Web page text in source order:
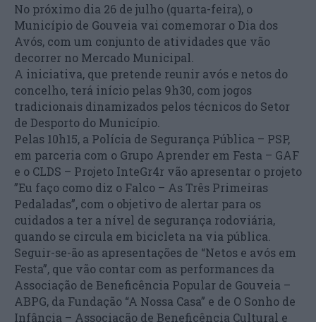
No próximo dia 26 de julho (quarta-feira), o
Município de Gouveia vai comemorar o Dia dos
Avós, com um conjunto de atividades que vão
decorrer no Mercado Municipal.
A iniciativa, que pretende reunir avós e netos do
concelho, terá início pelas 9h30, com jogos
tradicionais dinamizados pelos técnicos do Setor
de Desporto do Município.
Pelas 10h15, a Polícia de Segurança Pública – PSP,
em parceria com o Grupo Aprender em Festa – GAF
e o CLDS – Projeto InteGr4r vão apresentar o projeto
”Eu faço como diz o Falco – As Três Primeiras
Pedaladas”, com o objetivo de alertar para os
cuidados a ter a nível de segurança rodoviária,
quando se circula em bicicleta na via pública.
Seguir-se-ão as apresentações de “Netos e avós em
Festa”, que vão contar com as performances da
Associação de Beneficência Popular de Gouveia –
ABPG, da Fundação “A Nossa Casa” e de O Sonho de
Infância – Associação de Beneficência Cultural e